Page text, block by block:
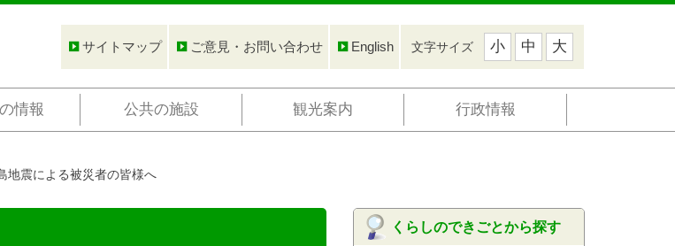
サイトマップ ご意見・お問い合わせ English 文字サイズ 小 中 大
情報 公共の施設 観光案内 行政情報
地震による被災者の皆様へ
くらしのできごとから探す